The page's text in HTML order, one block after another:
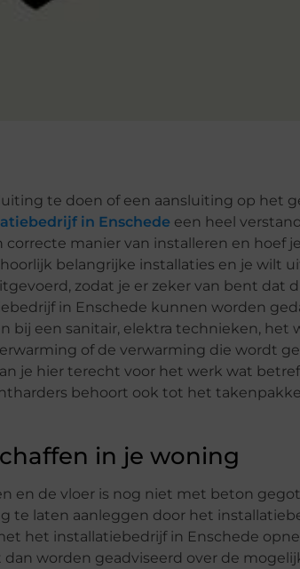
te doen of een aansluiting op het
in Enschede een heel
manier van installeren en hoef
belangrijke installaties en je wilt
zodat je er zeker van bent dat
in Enschede kunnen worden
bij een sanitair, elektra technieken, het
of de verwarming die wordt
je hier terecht voor het werk wat
behoort ook tot het
in je woning
en de vloer is nog niet met beton
te laten aanleggen door het
het installatiebedrijf in Enschede
worden geadviseerd over de